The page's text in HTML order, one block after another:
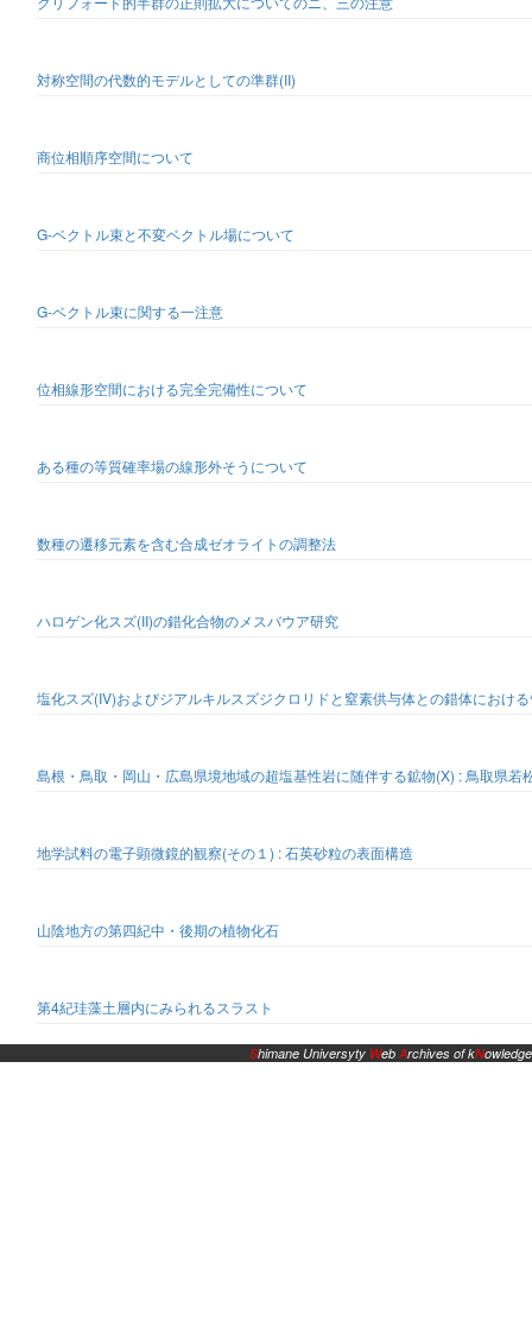
対称空間の代数的モデルとしての準群(II)
商位相順序空間について
G-ベクトル束と不変ベクトル場について
G-ベクトル束に関する一注意
位相線形空間における完全完備性について
ある種の等質確率場の線形外そうについて
数種の遷移元素を含む合成ゼオライトの調整法
ハロゲン化スズ(II)の錯化合物のメスバウア研究
塩化スズ(IV)およびジアルキルスズジクロリドと窒素供与体との錯体におけ
島根・鳥取・岡山・広島県境地域の超塩基性岩に随伴する鉱物(X) : 鳥取県若
地学試料の電子顕微鏡的観察(その１) : 石英砂粒の表面構造
山陰地方の第四紀中・後期の植物化石
第4紀珪藻土層内にみられるスラスト
Shimane Universyty WebArchives of kNowledge